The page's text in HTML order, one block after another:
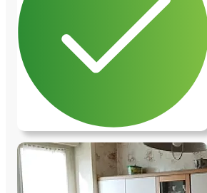
avec garage, jardin clos, terrasses
surélevées. Secteur calme à 10 min de
Rennes en voiture. Permis et voiture
souhaitable mais pas obligatoire. Bus à
200m de la maison pour rejoindre Rennes
villejean en moins de 20min. Grande
pièce à vivre. Nous partagerons les
espaces communs tout en respectant
l'intimité de chacun. Je recherche une
personne de confiance, respectueuse qui
saura prendre soin de mon fils et de ma
maison en mon abscence. Au plaisir de
faire votre connaissance. Angélique